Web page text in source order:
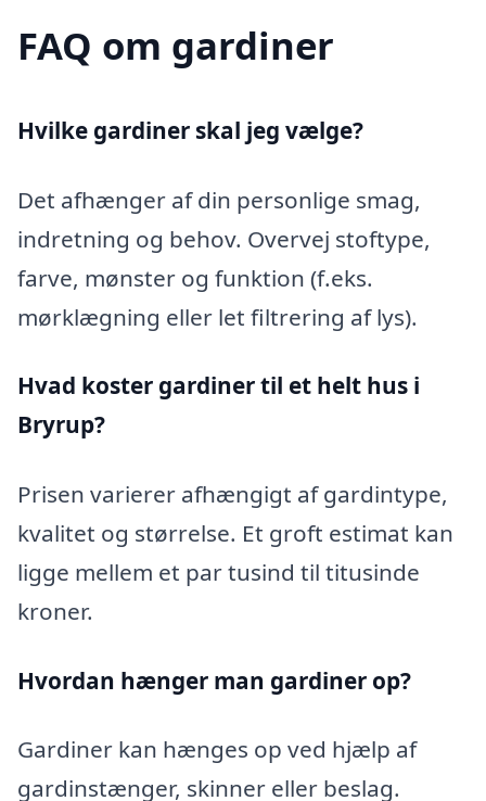
FAQ om gardiner
Hvilke gardiner skal jeg vælge?
Det afhænger af din personlige smag,
indretning og behov. Overvej stoftype,
farve, mønster og funktion (f.eks.
mørklægning eller let filtrering af lys).
Hvad koster gardiner til et helt hus i
Bryrup?
Prisen varierer afhængigt af gardintype,
kvalitet og størrelse. Et groft estimat kan
ligge mellem et par tusind til titusinde
kroner.
Hvordan hænger man gardiner op?
Gardiner kan hænges op ved hjælp af
gardinstænger, skinner eller beslag.